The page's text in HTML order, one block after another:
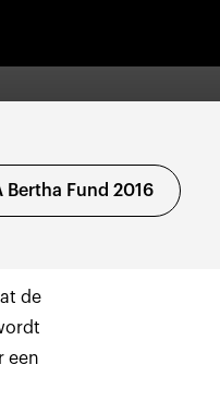
Bertha Fund 2016
de
een